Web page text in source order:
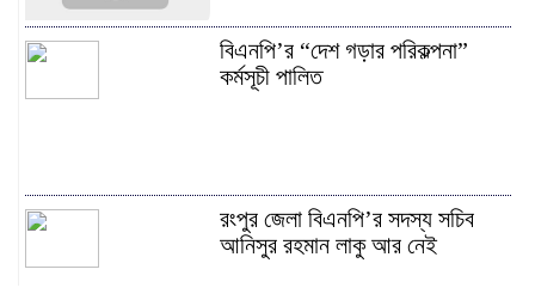
বিএনপি’র “দেশ গড়ার পরিকল্পনা”
কর্মসূচী পালিত
রংপুর জেলা বিএনপি’র সদস্য সচিব
আনিসুর রহমান লাকু আর নেই